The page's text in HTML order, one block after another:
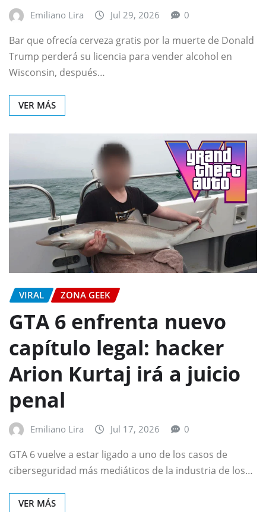
Emiliano Lira Jul 29, 2026 0
Bar que ofrecía cerveza gratis por la muerte de Donald
Trump perderá su licencia para vender alcohol en
Wisconsin, después…
VER MÁS
VIRAL ZONA GEEK
GTA 6 enfrenta nuevo
capítulo legal: hacker
Arion Kurtaj irá a juicio
penal
Emiliano Lira Jul 17, 2026 0
GTA 6 vuelve a estar ligado a uno de los casos de
ciberseguridad más mediáticos de la industria de los…
VER MÁS